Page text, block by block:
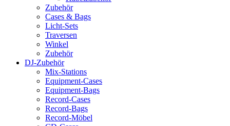
Zubehör
Cases & Bags
Licht-Sets
Traversen
Winkel
Zubehör
DJ-Zubehör
Mix-Stations
Equipment-Cases
Equipment-Bags
Record-Cases
Record-Bags
Record-Möbel